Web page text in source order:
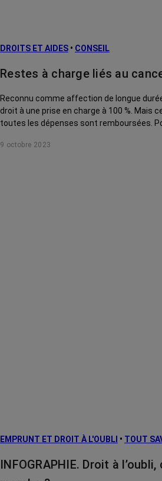
DROITS ET AIDES • CONSEIL
Restes à charge liés au
Reconnu comme affection de longue
droit à une prise en charge à 100 %. Mais
toutes les dépenses sont remboursées.
9 octobre 2023
EMPRUNT ET DROIT À L'OUBLI • TOUT
INFOGRAPHIE. Droit à